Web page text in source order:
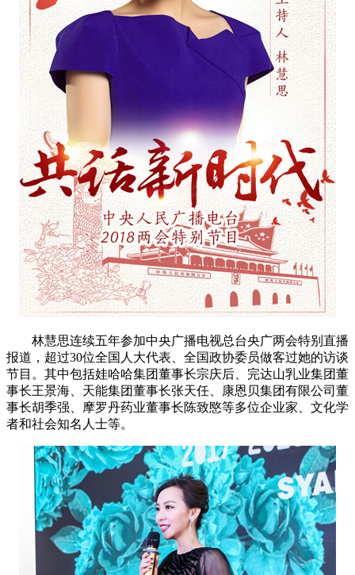
林慧思连续五年参加中央广播电视总台央广两会特别直播
报道，超过30位全国人大代表、全国政协委员做客过她的访谈
节目。其中包括娃哈哈集团董事长宗庆后、完达山乳业集团董
事长王景海、天能集团董事长张天任、康恩贝集团有限公司董
事长胡季强、摩罗丹药业董事长陈致愍等多位企业家、文化学
者和社会知名人士等。